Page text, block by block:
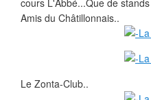
cours L'Abbé...Que de
Amis du Châtillonnais..
Le Zonta-Club..